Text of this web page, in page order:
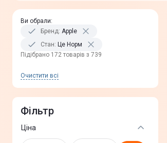
Ви обрали:
Бренд: Apple
Стан: Це Норм
Пiдiбрано 172 товарів з 739
Очистити всi
Фільтр
Ціна